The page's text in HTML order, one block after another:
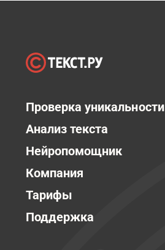
Проверка уникальности
Анализ текста
Нейропомощник
Компания
Тарифы
Поддержка